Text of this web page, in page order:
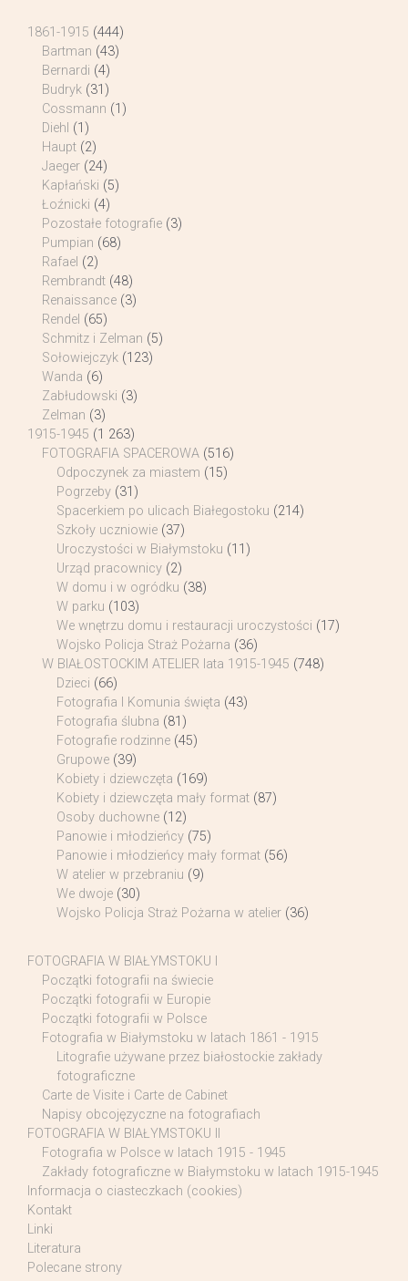
1861-1915 (444)
Bartman (43)
Bernardi (4)
Budryk (31)
Cossmann (1)
Diehl (1)
Haupt (2)
Jaeger (24)
Kapłański (5)
Łoźnicki (4)
Pozostałe fotografie (3)
Pumpian (68)
Rafael (2)
Rembrandt (48)
Renaissance (3)
Rendel (65)
Schmitz i Zelman (5)
Sołowiejczyk (123)
Wanda (6)
Zabłudowski (3)
Zelman (3)
1915-1945 (1 263)
FOTOGRAFIA SPACEROWA (516)
Odpoczynek za miastem (15)
Pogrzeby (31)
Spacerkiem po ulicach Białegostoku (214)
Szkoły uczniowie (37)
Uroczystości w Białymstoku (11)
Urząd pracownicy (2)
W domu i w ogródku (38)
W parku (103)
We wnętrzu domu i restauracji uroczystości (17)
Wojsko Policja Straż Pożarna (36)
W BIAŁOSTOCKIM ATELIER lata 1915-1945 (748)
Dzieci (66)
Fotografia I Komunia święta (43)
Fotografia ślubna (81)
Fotografie rodzinne (45)
Grupowe (39)
Kobiety i dziewczęta (169)
Kobiety i dziewczęta mały format (87)
Osoby duchowne (12)
Panowie i młodzieńcy (75)
Panowie i młodzieńcy mały format (56)
W atelier w przebraniu (9)
We dwoje (30)
Wojsko Policja Straż Pożarna w atelier (36)
FOTOGRAFIA W BIAŁYMSTOKU I
Początki fotografii na świecie
Początki fotografii w Europie
Początki fotografii w Polsce
Fotografia w Białymstoku w latach 1861 - 1915
Litografie używane przez białostockie zakłady
fotograficzne
Carte de Visite i Carte de Cabinet
Napisy obcojęzyczne na fotografiach
FOTOGRAFIA W BIAŁYMSTOKU II
Fotografia w Polsce w latach 1915 - 1945
Zakłady fotograficzne w Białymstoku w latach 1915-1945
Informacja o ciasteczkach (cookies)
Kontakt
Linki
Literatura
Polecane strony